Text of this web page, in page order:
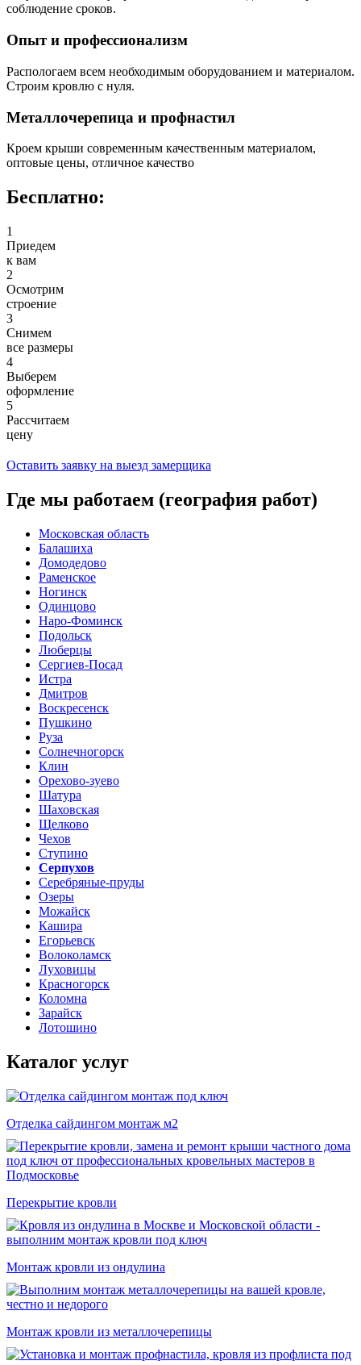
соблюдение сроков.
Опыт и профессионализм
Распологаем всем необходимым оборудованием и материалом.
Строим кровлю с нуля.
Металлочерепица и профнастил
Кроем крыши современным качественным материалом,
оптовые цены, отличное качество
Бесплатно:
1
Приедем
к вам
2
Осмотрим
строение
3
Снимем
все размеры
4
Выберем
оформление
5
Рассчитаем
цену
Оставить заявку на выезд замерщика
Где мы работаем (география работ)
Московская область
Балашиха
Домодедово
Раменское
Ногинск
Одинцово
Наро-Фоминск
Подольск
Люберцы
Сергиев-Посад
Истра
Дмитров
Воскресенск
Пушкино
Руза
Солнечногорск
Клин
Орехово-зуево
Шатура
Шаховская
Щелково
Чехов
Ступино
Серпухов
Серебряные-пруды
Озеры
Можайск
Кашира
Егорьевск
Волоколамск
Луховицы
Красногорск
Коломна
Зарайск
Лотошино
Каталог услуг
Отделка сайдингом монтаж м2
Перекрытие кровли
Монтаж кровли из ондулина
Монтаж кровли из металлочерепицы